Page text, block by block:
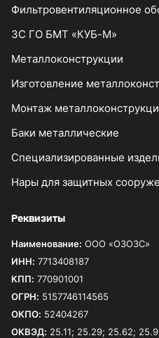
Фильтровентиляционное
ЗС ГО БМТ «КУБ-М»
Металлоконструкции
Изготовление
Монтаж
Баки металлические
Специализированные
Нары для защитных
Реквизиты
Наименование: ООО «ОЗОЗС»
ИНН: 7713408187
КПП: 770901001
ОГРН: 5157746114565
ОКПО: 52404267
ОКВЭД: 25.11; 25.29; 25.62;